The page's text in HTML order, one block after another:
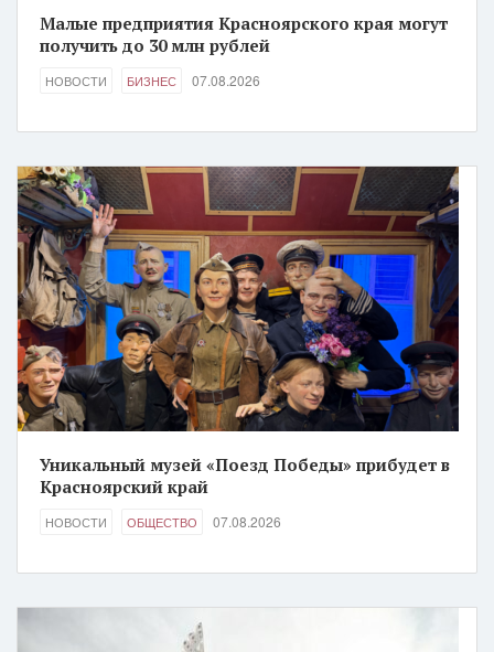
Малые предприятия Красноярского края могут
получить до 30 млн рублей
НОВОСТИ БИЗНЕС 07.08.2026
Уникальный музей «Поезд Победы» прибудет в
Красноярский край
НОВОСТИ ОБЩЕСТВО 07.08.2026